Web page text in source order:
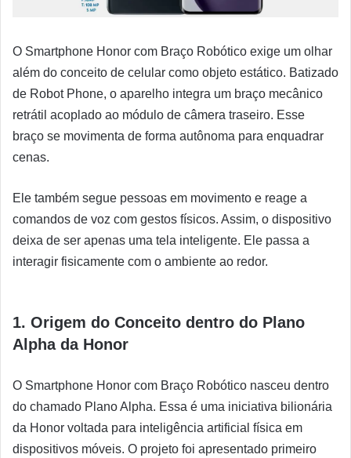
O Smartphone Honor com Braço Robótico exige um olhar
além do conceito de celular como objeto estático. Batizado
de Robot Phone, o aparelho integra um braço mecânico
retrátil acoplado ao módulo de câmera traseiro. Esse
braço se movimenta de forma autônoma para enquadrar
cenas.
Ele também segue pessoas em movimento e reage a
comandos de voz com gestos físicos. Assim, o dispositivo
deixa de ser apenas uma tela inteligente. Ele passa a
interagir fisicamente com o ambiente ao redor.
1. Origem do Conceito dentro do Plano
Alpha da Honor
O Smartphone Honor com Braço Robótico nasceu dentro
do chamado Plano Alpha. Essa é uma iniciativa bilionária
da Honor voltada para inteligência artificial física em
dispositivos móveis. O projeto foi apresentado primeiro